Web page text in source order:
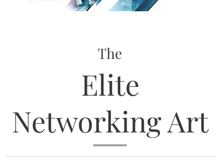
The
Elite
Networking Art